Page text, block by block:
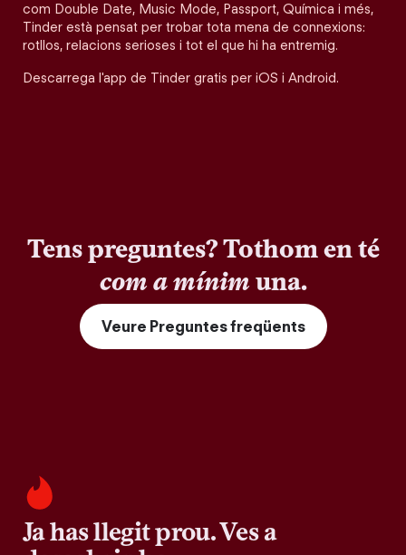
com Double Date, Music Mode, Passport, Química i més,
Tinder està pensat per trobar tota mena de connexions:
rotllos, relacions serioses i tot el que hi ha entremig.
Descarrega l'app de Tinder gratis per iOS i Android.
Tens preguntes? Tothom en té
com a mínimuna.
Veure Preguntes freqüents
Ja has llegit prou. Ves a